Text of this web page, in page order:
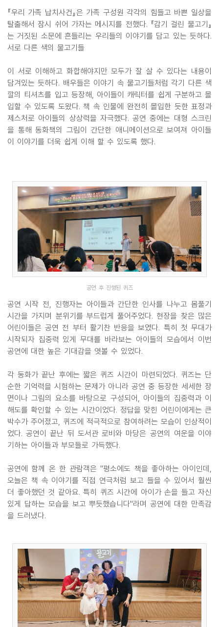
『우리 가족 납치사건』은 가족 구성원 각각의 힘들고 바쁜 일상을
탈출해서 잠시 쉬어 가자는 메시지를 전했다. 『감기 걸린 물고기』
는 거짓된 소문에 흔들리는 우리들의 이야기를 담고 있는 듯하다.
서로 다른 색의 물고기들
이 서로 이해하고 화합해야지만 모두가 잘 살 수 있다는 내용이
담겨있는 듯하다. 배우들은 이야기 속 물고기들처럼 각기 다른 색
깔의 티셔츠를 입고 등장해, 아이들이 캐릭터를 쉽게 구분하고 몰
입할 수 있도록 도왔다. 책 속 인물에 완전히 몰입한 듯한 표정과
제스처로 아이들의 상상력을 자극했다. 공연 중에는 대형 스크린
을 통해 동화책의 그림이 간단한 애니메이션으로 보여져 아이들
이 이야기를 더욱 쉽게 이해 할 수 있도록 했다.
공연 후 진행된 퀴즈
공연 시작 전, 진행자는 아이들과 간단한 인사를 나누고 몸풀기
시간을 가지며 분위기를 부드럽게 풀어주었다. 현장을 찾은 많은
어린이들은 공연 전 부터 활기찬 반응을 보였다. 특히 첫 무대가
시작되자 집중력 있게 무대를 바라보는 아이들의 모습에서 이번
공연에 대한 높은 기대감을 엿볼 수 있었다.
각 동화가 끝난 후에는 짧은 퀴즈 시간이 마련되었다. 퀴즈는 단
순한 기억력을 시험하는 문제가 아니라 공연 중 등장한 세세한 장
면이나 그림의 요소를 바탕으로 구성되어, 아이들의 집중력과 이
해도를 확인할 수 있는 시간이었다. 정답을 맞힌 어린이에게는 큰
박수가 주어졌고, 퀴즈에 적극적으로 참여하려는 모습이 인상적이
었다. 공연이 끝난 뒤 도서관 로비와 마당은 공연의 여운을 이야
기하는 아이들과 부모들로 가득했다.
공연에 함께 온 한 관람객은 "평소에도 책을 좋아하는 아이인데,
오늘은 책 속 이야기를 직접 연극처럼 보고 들을 수 있어서 훨씬
더 좋아했던 것 같아요. 특히 퀴즈 시간에 아이가 손을 들고 자신
있게 답하는 모습을 보고 뿌듯했습니다"라며 공연에 대한 만족감
을 드러냈다.